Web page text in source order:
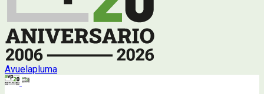
Avuelapluma